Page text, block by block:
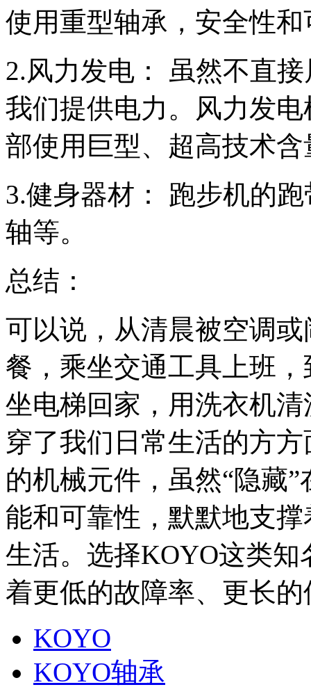
使用重型轴承，安全性
2.风力发电： 虽然不直
我们提供电力。风力发
部使用巨型、超高技术
3.健身器材： 跑步机的
轴等。
总结：
可以说，从清晨被空调
餐，乘坐交通工具上班
坐电梯回家，用洗衣机
穿了我们日常生活的方
的机械元件，虽然“隐藏
能和可靠性，默默地支
生活。选择KOYO这类
着更低的故障率、更长
KOYO
KOYO轴承